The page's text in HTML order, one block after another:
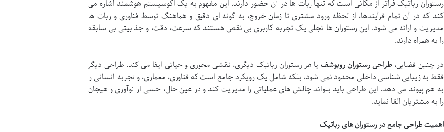
رستوران رباتیک فراتر از مکانی است که تنها ربات ها در آن حضور دارند. این مفهوم به یک اکوسیستم هوشمند اشاره می
کند که در آن تمام فرآیندها، از لحظه ورود مشتری تا زمان خروج، به گونه ای دقیق و هماهنگ توسط فناوری و ربات ها
مدیریت و ارائه می شود. این رستوران ها تجلی یک تجربه کاربری بی نقص هستند که سرعت، دقت، و جذابیتی بی سابقه
را به همراه دارند.
در چنین فضایی،طراحی رستوران روبوشف یا هر رستوران رباتیک دیگری، نقشی محوری و حیاتی ایفا می کند. طراحی دیگر
فقط به زیبایی شناسی داخلی محدود نمی شود، بلکه شامل یک رویکرد جامع است که فناوری، معماری، و تجربه انسانی را
به هم پیوند می دهد. این طراحی باید بتواند چالش های عملیاتی را مدیریت کند و در عین حال، حسی از نوآوری و هیجان
را به مشتریان القا نماید.
اهمیت طراحی جامع در رستوران های رباتیک